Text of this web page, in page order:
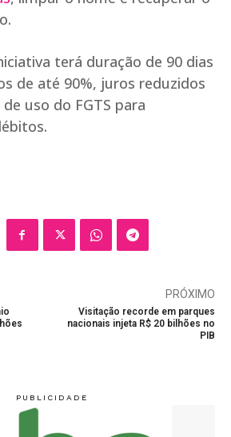
terá duração de 90 dias
de até 90%, juros reduzidos
uso do FGTS para
PRÓXIMO
Visitação recorde em parques
nacionais injeta R$ 20 bilhões no
PIB